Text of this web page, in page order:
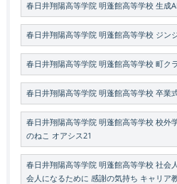
春日井翔陽高等学院 明蓬館高等学校 生成
春日井翔陽高等学院 明蓬館高等学校 ジン
春日井翔陽高等学院 明蓬館高等学校 町クラ
春日井翔陽高等学院 明蓬館高等学校 卒業
春日井翔陽高等学院 明蓬館高等学校 校外
のねこ オアシス21
春日井翔陽高等学院 明蓬館高等学校 社会
会人になるために 感謝の気持ち キャリア